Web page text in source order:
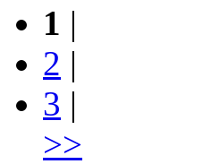
1 |
2 |
3 |
>>